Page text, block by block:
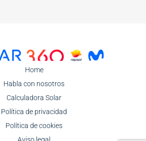
Home
Habla con nosotros
Calculadora Solar
Política de privacidad
Política de cookies